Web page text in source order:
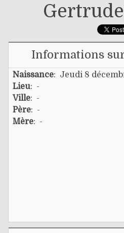
Informations
Naissance: Jeudi 8
Lieu: -
Ville: -
Père: -
Mère: -